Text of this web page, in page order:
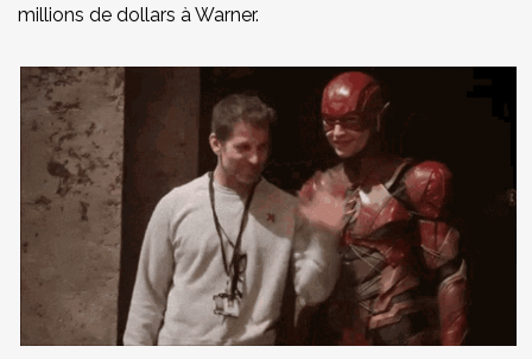
millions de dollars à Warner.